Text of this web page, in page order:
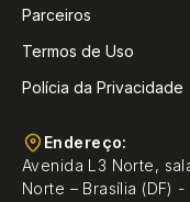
Parceiros
Termos de Uso
Polícia da Privacidade
Endereço:
Avenida L3 Norte,
Norte – Brasília (DF)